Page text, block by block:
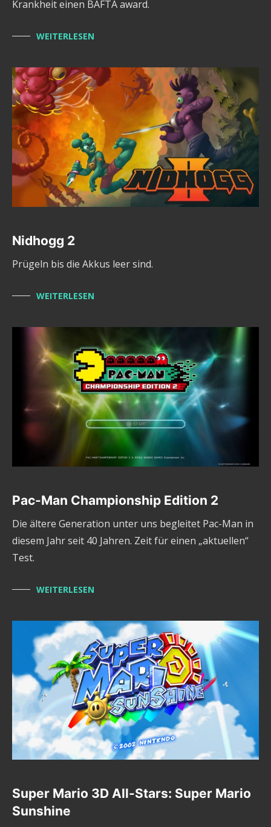
Krankheit einen BAFTA award.
WEITERLESEN
Nidhogg 2
Prügeln bis die Akkus leer sind.
WEITERLESEN
Pac-Man Championship Edition 2
Die ältere Generation unter uns begleitet Pac-Man in
diesem Jahr seit 40 Jahren. Zeit für einen „aktuellen“
Test.
WEITERLESEN
Super Mario 3D All-Stars: Super Mario
Sunshine